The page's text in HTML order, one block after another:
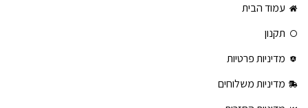
עמוד הבית
תקנון
מדיניות פרטיות
מדיניות משלוחים